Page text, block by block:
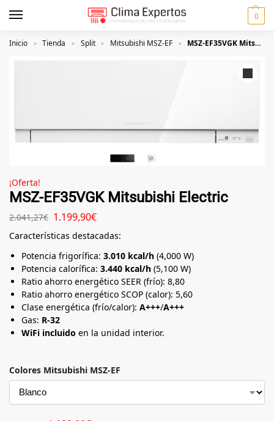
0
Inicio » Tienda » Split » Mitsubishi MSZ-EF » MSZ-EF35VGK Mitsubishi Electric
¡Oferta!
MSZ-EF35VGK Mitsubishi Electric
2.041,27€ 1.199,90€
Características destacadas:
Potencia frigorífica: 3.010 kcal/h (4,000 W)
Potencia calorífica: 3.440 kcal/h (5,100 W)
Ratio ahorro energético SEER (frío): 8,80
Ratio ahorro energético SCOP (calor): 5,60
Clase energética (frío/calor): A+++/A+++
Gas: R-32
WiFi incluido en la unidad interior.
Colores Mitsubishi MSZ-EF